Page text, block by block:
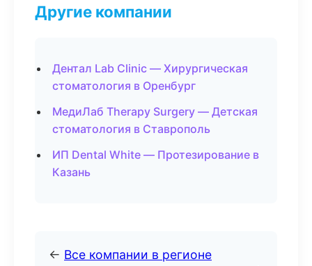
Другие компании
Дентал Lab Clinic — Хирургическая
стоматология в Оренбург
МедиЛаб Therapy Surgery — Детская
стоматология в Ставрополь
ИП Dental White — Протезирование в
Казань
← Все компании в регионе